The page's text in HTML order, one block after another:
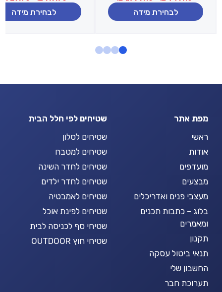
⁦₪1,999.00⁩
מחירים:
עד
לבחירת מידה לבחירת מידה
מפת אתר
ראשי
אודות
מועדפים
מבצעים
מעצבי פנים ואדריכלים
בלוג – כתבות תכנים
ומאמרים
תקנון
תנאי ביטול עסקה
החשבון שלי
תערוכת חבר
שטיחים לפי חלל הבית
שטיחים לסלון
שטיחים למטבח
שטיחים לחדר השינה
שטיחים לחדר ילדים
שטיחים לאמבטיה
שטיחים לפינת אוכל
שטיחי סף לכניסה לבית
שטיחי חוץ OUTDOOR